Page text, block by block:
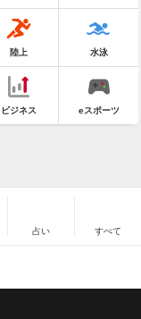
陸上 水泳
ビジネス eスポーツ
占い すべて